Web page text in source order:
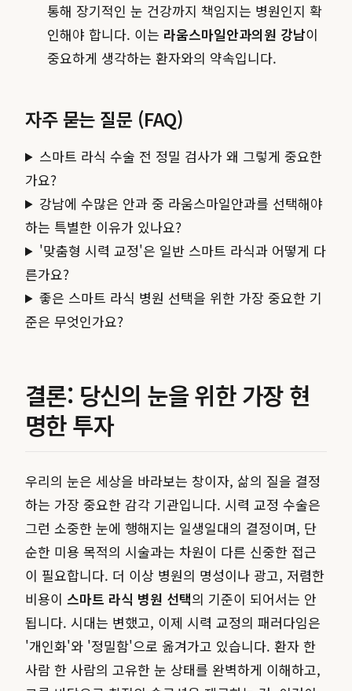
통해 장기적인 눈 건강까지 책임지는 병원인지 확
인해야 합니다. 이는 라움스마일안과의원 강남이
중요하게 생각하는 환자와의 약속입니다.
자주 묻는 질문 (FAQ)
스마트 라식 수술 전 정밀 검사가 왜 그렇게 중요한
가요?
강남에 수많은 안과 중 라움스마일안과를 선택해야
하는 특별한 이유가 있나요?
'맞춤형 시력 교정'은 일반 스마트 라식과 어떻게 다
른가요?
좋은 스마트 라식 병원 선택을 위한 가장 중요한 기
준은 무엇인가요?
결론: 당신의 눈을 위한 가장 현
명한 투자
우리의 눈은 세상을 바라보는 창이자, 삶의 질을 결정
하는 가장 중요한 감각 기관입니다. 시력 교정 수술은
그런 소중한 눈에 행해지는 일생일대의 결정이며, 단
순한 미용 목적의 시술과는 차원이 다른 신중한 접근
이 필요합니다. 더 이상 병원의 명성이나 광고, 저렴한
비용이 스마트 라식 병원 선택의 기준이 되어서는 안
됩니다. 시대는 변했고, 이제 시력 교정의 패러다임은
'개인화'와 '정밀함'으로 옮겨가고 있습니다. 환자 한
사람 한 사람의 고유한 눈 상태를 완벽하게 이해하고,